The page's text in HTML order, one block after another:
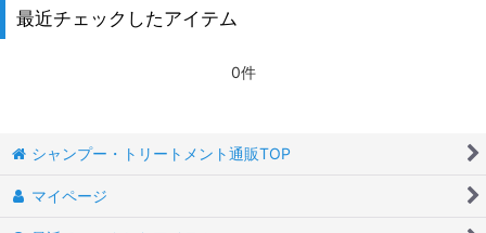
最近チェックしたアイテム
0件
シャンプー・トリートメント通販TOP
マイページ